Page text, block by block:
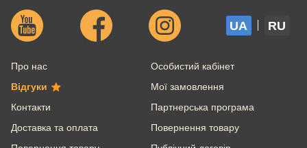
вироби відрізняються між собою за декількома
ознаками:
сезонність;
матеріал;
комплектація.
UA RU
Про нас
Відгуки
Контакти
Доставка та оплата
Особистий кабінет
Мої замовлення
Партнерська програма
Повернення товару